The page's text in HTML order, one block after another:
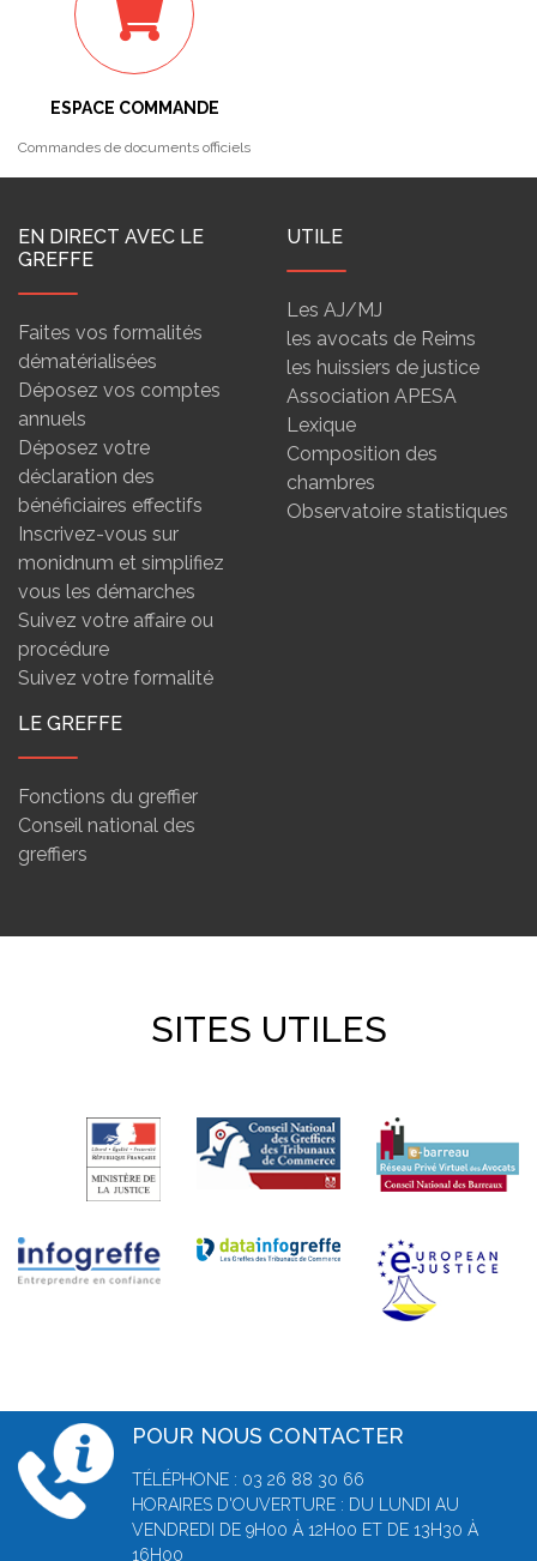
ESPACE COMMANDE
Commandes de documents officiels
EN DIRECT AVEC LE
GREFFE
Faites vos formalités
dématérialisées
Déposez vos comptes
annuels
Déposez votre
déclaration des
bénéficiaires effectifs
Inscrivez-vous sur
monidnum et simplifiez
vous les démarches
Suivez votre affaire ou
procédure
Suivez votre formalité
UTILE
Les AJ/MJ
les avocats de Reims
les huissiers de justice
Association APESA
Lexique
Composition des
chambres
Observatoire statistiques
LE GREFFE
Fonctions du greffier
Conseil national des
greffiers
SITES UTILES
POUR NOUS CONTACTER
TÉLÉPHONE : 03 26 88 30 66
HORAIRES D'OUVERTURE : DU LUNDI AU
VENDREDI DE 9H00 À 12H00 ET DE 13H30 À
16H00